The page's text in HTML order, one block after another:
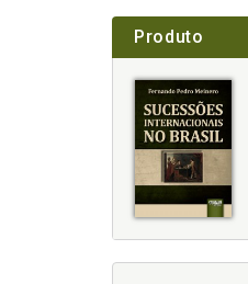
Produto